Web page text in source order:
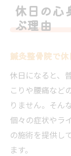
験
自分に
春町で休
春町で
介
リラ
実
休日の心
ぶ理由
鍼灸整骨院で
休日になると、
こりや腰痛など
りません。そん
個々の症状やラ
の施術を提供し
ます。